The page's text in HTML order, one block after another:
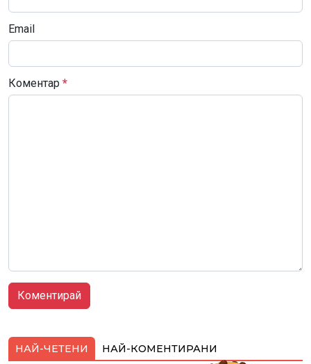
Email
Коментар *
НАЙ-ЧЕТЕНИ НАЙ-КОМЕНТИРАНИ